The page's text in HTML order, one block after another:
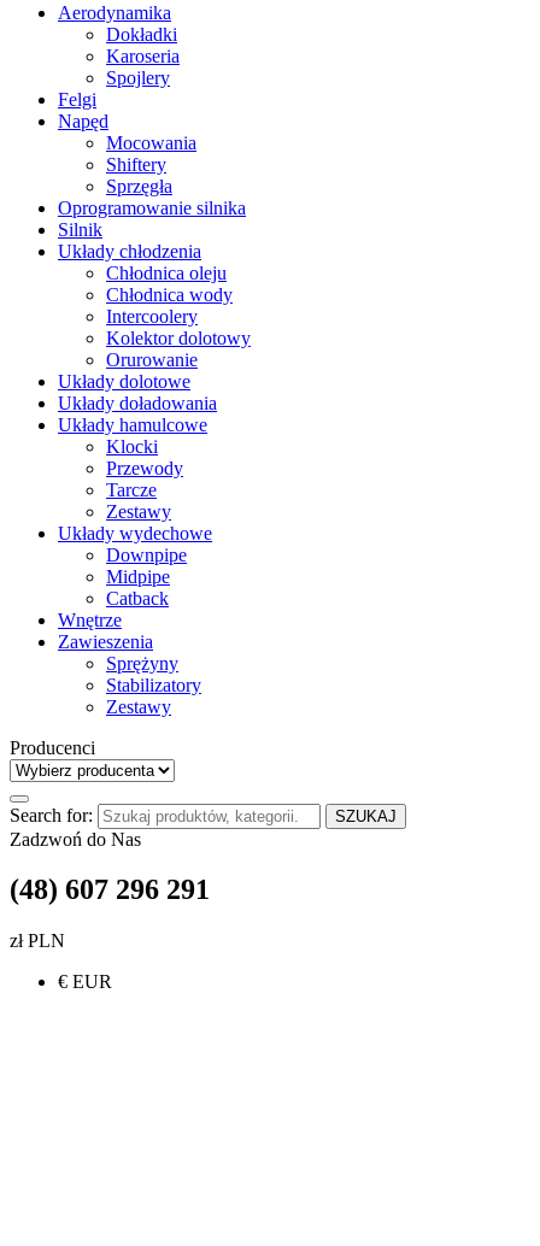
Aerodynamika
Dokładki
Karoseria
Spojlery
Felgi
Napęd
Mocowania
Shiftery
Sprzęgła
Oprogramowanie silnika
Silnik
Układy chłodzenia
Chłodnica oleju
Chłodnica wody
Intercoolery
Kolektor dolotowy
Orurowanie
Układy dolotowe
Układy doładowania
Układy hamulcowe
Klocki
Przewody
Tarcze
Zestawy
Układy wydechowe
Downpipe
Midpipe
Catback
Wnętrze
Zawieszenia
Sprężyny
Stabilizatory
Zestawy
Producenci
Search for: SZUKAJ
Zadzwoń do Nas
(48) 607 296 291
zł PLN
€ EUR